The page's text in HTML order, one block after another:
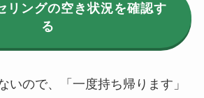
リングの空き状況を確認す
る
いので、「一度持ち帰ります」